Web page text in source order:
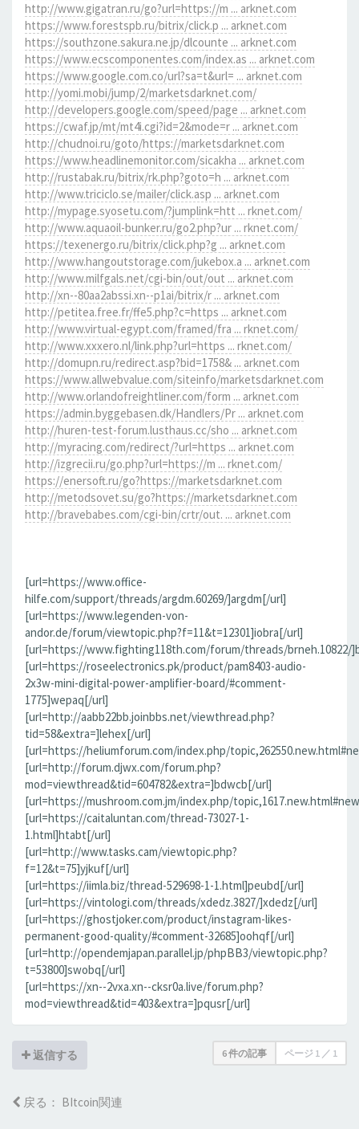
http://www.gigatran.ru/go?url=https://m ... arknet.com
https://www.forestspb.ru/bitrix/click.p ... arknet.com
https://southzone.sakura.ne.jp/dlcounte ... arknet.com
https://www.ecscomponentes.com/index.as ... arknet.com
https://www.google.com.co/url?sa=t&url= ... arknet.com
http://yomi.mobi/jump/2/marketsdarknet.com/
http://developers.google.com/speed/page ... arknet.com
https://cwaf.jp/mt/mt4i.cgi?id=2&mode=r ... arknet.com
http://chudnoi.ru/goto/https://marketsdarknet.com
https://www.headlinemonitor.com/sicakha ... arknet.com
http://rustabak.ru/bitrix/rk.php?goto=h ... arknet.com
http://www.triciclo.se/mailer/click.asp ... arknet.com
http://mypage.syosetu.com/?jumplink=htt ... rknet.com/
http://www.aquaoil-bunker.ru/go2.php?ur ... rknet.com/
https://texenergo.ru/bitrix/click.php?g ... arknet.com
http://www.hangoutstorage.com/jukebox.a ... arknet.com
http://www.milfgals.net/cgi-bin/out/out ... arknet.com
http://xn--80aa2abssi.xn--p1ai/bitrix/r ... arknet.com
http://petitea.free.fr/ffe5.php?c=https ... arknet.com
http://www.virtual-egypt.com/framed/fra ... rknet.com/
http://www.xxxero.nl/link.php?url=https ... rknet.com/
http://domupn.ru/redirect.asp?bid=1758& ... arknet.com
https://www.allwebvalue.com/siteinfo/marketsdarknet.com
http://www.orlandofreightliner.com/form ... arknet.com
https://admin.byggebasen.dk/Handlers/Pr ... arknet.com
http://huren-test-forum.lusthaus.cc/sho ... arknet.com
http://myracing.com/redirect/?url=https ... arknet.com
http://izgrecii.ru/go.php?url=https://m ... rknet.com/
https://enersoft.ru/go?https://marketsdarknet.com
http://metodsovet.su/go?https://marketsdarknet.com
http://bravebabes.com/cgi-bin/crtr/out. ... arknet.com
[url=https://www.office-
hilfe.com/support/threads/argdm.60269/]argdm[/url]
[url=https://www.legenden-von-
andor.de/forum/viewtopic.php?f=11&t=12301]iobra[/url]
[url=https://www.fighting118th.com/forum/threads/brneh.10822/
[url=https://roseelectronics.pk/product/pam8403-audio-
2x3w-mini-digital-power-amplifier-board/#comment-
1775]wepaq[/url]
[url=http://aabb22bb.joinbbs.net/viewthread.php?
tid=58&extra=]lehex[/url]
[url=https://heliumforum.com/index.php/
[url=http://forum.djwx.com/forum.php?
mod=viewthread&tid=604782&extra=]bdwcb[/url]
[url=https://mushroom.com.jm/index.php/
[url=https://caitaluntan.com/thread-73027-1-
1.html]htabt[/url]
[url=http://www.tasks.cam/viewtopic.php?
f=12&t=75]yjkuf[/url]
[url=https://iimla.biz/thread-529698-1-1.html]peubd[/url]
[url=https://vintologi.com/threads/xdedz.3827/]xdedz[/url]
[url=https://ghostjoker.com/product/instagram-likes-
permanent-good-quality/#comment-32685]oohqf[/url]
[url=http://opendemjapan.parallel.jp/phpBB3/viewtopic.php?
t=53800]swobq[/url]
[url=https://xn--2vxa.xn--cksr0a.live/forum.php?
mod=viewthread&tid=403&extra=]pqusr[/url]
返信する 6 件の記事 ページ 1 ／ 1
戻る： BItcoin関連